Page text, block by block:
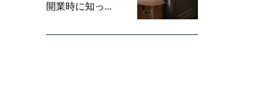
開業時に知っ...